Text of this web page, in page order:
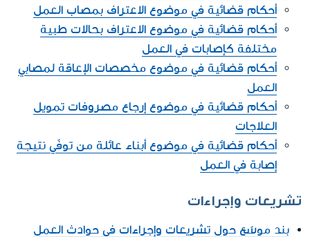
أحكام قضائية في موضوع الاعتراف بمصاب العمل
أحكام قضائية في موضوع الاعتراف بحالات طبية
مختلفة كإصابات في العمل
أحكام قضائية في موضوع مخصصات الإعاقة لمصابي
العمل
أحكام قضائية في موضوع إرجاع مصروفات تمويل
العلاجات
أحكام قضائية في موضوع أبناء عائلة من توفّي نتيجة
إصابة في العمل
تشريعات وإجراءات
بند موسّع حول تشريعات وإجراءات في حوادث العمل